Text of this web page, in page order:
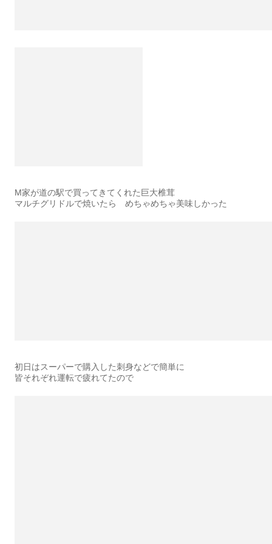
M家が道の駅で買ってきてくれた巨大椎茸
マルチグリドルで焼いたら めちゃめちゃ美味しかった
初日はスーパーで購入した刺身などで簡単に
皆それぞれ運転で疲れてたので